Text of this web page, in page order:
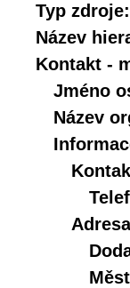
Typ zdroje:
Název
Kontakt -
Jméno
Název
Adresa